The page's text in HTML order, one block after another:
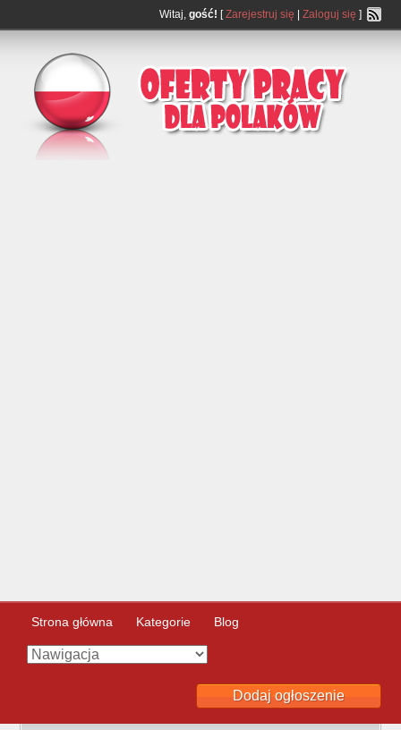
Witaj, gość! [Zarejestruj się Zaloguj się ]
Strona główna Kategorie Blog
Dodaj ogłoszenie